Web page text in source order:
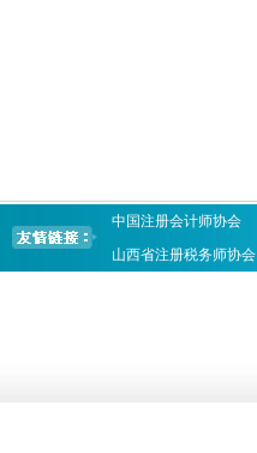
中国注册会计师协会
山西省注册税务师协会